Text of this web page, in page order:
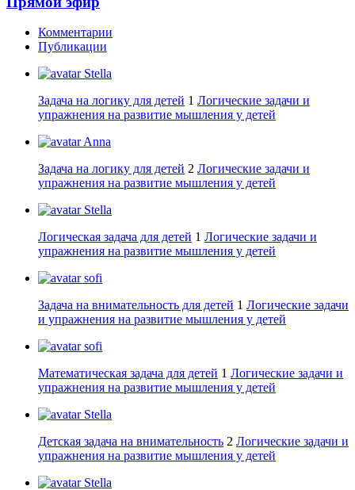
Комментарии
Публикации
Stella
Задача на логику для детей 1 Логические задачи и
упражнения на развитие мышления у детей
Anna
Задача на логику для детей 2 Логические задачи и
упражнения на развитие мышления у детей
Stella
Логическая задача для детей 1 Логические задачи и
упражнения на развитие мышления у детей
sofi
Задача на внимательность для детей 1 Логические задачи
и упражнения на развитие мышления у детей
sofi
Математическая задача для детей 1 Логические задачи и
упражнения на развитие мышления у детей
Stella
Детская задача на внимательность 2 Логические задачи и
упражнения на развитие мышления у детей
Stella